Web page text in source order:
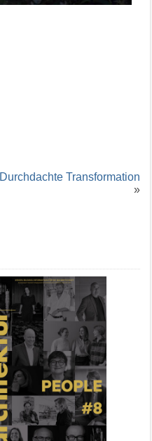
Durchdachte Transformation
»